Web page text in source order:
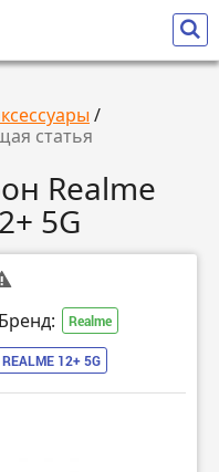
/
статья
Realme
5G
Бренд: Realme
REALME 12+ 5G